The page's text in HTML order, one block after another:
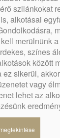
szilánkokat
alkotásai
merülnünk
színes
között
sikerül,
vagy
lehet az